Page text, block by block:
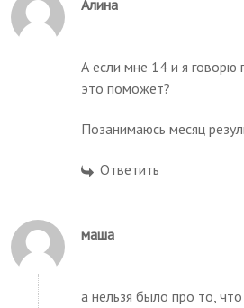
Алина
А если мне 14 и я говорю
это поможет?
Позанимаюсь месяц
Ответить
маша
а нельзя было про то,